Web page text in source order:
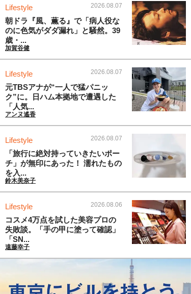
Lifestyle 2026.08.07
朝ドラ『風、薫る』で「病人役な
のに色気がダダ漏れ」と騒然。39
歳・...
加賀谷健
Lifestyle 2026.08.07
元TBSアナが“一人で猛パニッ
ク”に。日ハム本拠地で遭遇した
「人気...
アンヌ遙香
Lifestyle 2026.08.07
「旅行に絶対持っていきたいポー
チ」が無印にあった！ 濡れたもの
を入...
鈴木美奈子
Lifestyle 2026.08.06
コスメ4万点を試した美容プロの
失敗談。「手の甲に塗って確認」
「SN...
遠藤幸子